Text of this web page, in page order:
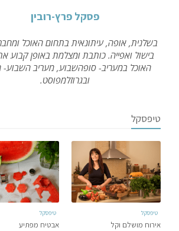
פסקל פרץ-רובין
בשלנית, אופה, עיתונאית בתחום האוכל
בישול ואפייה. כותבת ומצלמת באופן קבוע
האוכל במעריב- סופהשבוע, מעריב השבוע-
ובגרוזלמפוסט.
טיפסקל
טיפסקל
אירוח מושלם וקל
טיפסקל
אבטיח מפתיע